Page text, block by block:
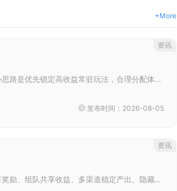
+More
秦时明月手游银币想要稳定大量积攒，核心思路是优先锁定高收益常驻玩法，合理分配体力，不放过各类小额银币产出渠道，搭配宝库、...
发布时间：2026-08-05
资讯
忘仙白金宝箱核心奇妙之处体现在分层稀有奖励、组队共享收益、多渠道稳定产出、隐藏保底机制四大维度，是兼顾养成、战力提升、资...
资讯